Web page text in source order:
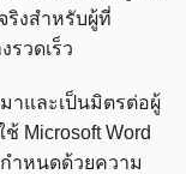
ริงสำหรับผู้ที่
รวดเร็ว
าและเป็นมิตรต่อผู้
Microsoft Word
ำหนดด้วยความ